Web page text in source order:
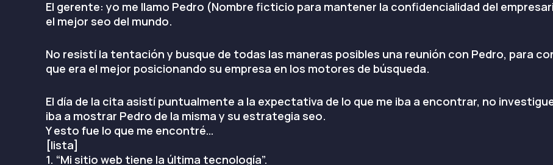
El gerente: yo me llamo Pedro (Nombre ficticio para mantener la confidencialidad del
el mejor seo del mundo.
No resistí la tentación y busque de todas las maneras posibles una reunión con Pedro, para
que era el mejor posicionando su empresa en los motores de búsqueda.
El día de la cita asistí puntualmente a la expectativa de lo que me iba a encontrar, no
iba a mostrar Pedro de la misma y su estrategia seo.
Y esto fue lo que me encontré…
[lista]
1. “Mi sitio web tiene la última tecnología”.